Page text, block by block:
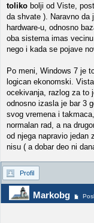
toliko bolji od Viste,
da shvate ). Naravno da
hardware-u, odnosno
oba sistema imas
nego i kada se pojave
Po meni, Windows 7 je
logican ekonomski.
ocekivanja, razlog za to
odnosno izasla je bar 3
svog vremena i
normalan rad, a na
od njega napravio jedan
nisu ( a dobar deo ni
Profil
Markobg